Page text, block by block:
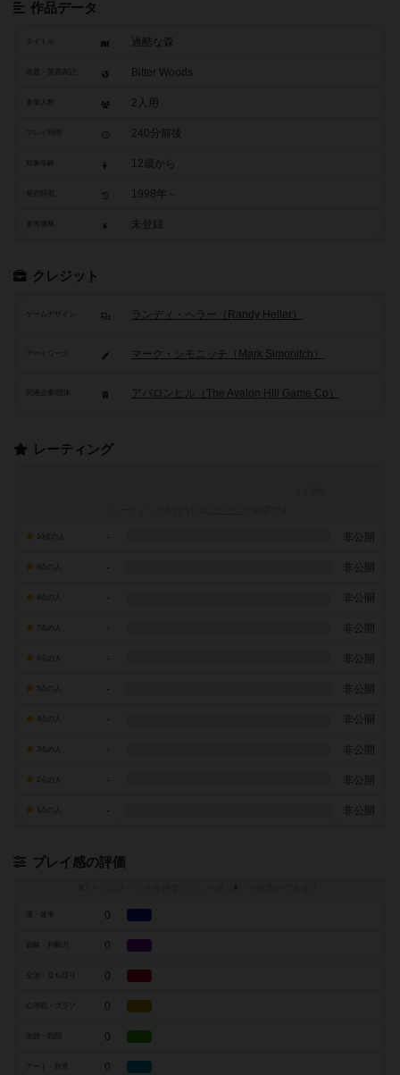
作品データ
タイトル 過酷な森
Bitter Woods
参加人数 2人用
240分前後
12歳から
1998年～
参考価格 未登録
クレジット
ゲームデザイン ランディ・ヘラー（Randy Heller）
アートワーク マーク・シモニッチ（Mark Simonitch）
アバロンヒル（The Avalon Hill Game Co）
レーティング
- 非公開
- 非公開
- 非公開
7点の人 - 非公開
- 非公開
- 非公開
- 非公開
- 非公開
- 非公開
- 非公開
プレイ感の評価
※
0
戦略・判断力 0
0
0
0
アート・外見 0